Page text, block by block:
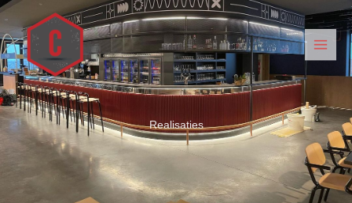
Spring
naar
de
inhoud
Realisaties